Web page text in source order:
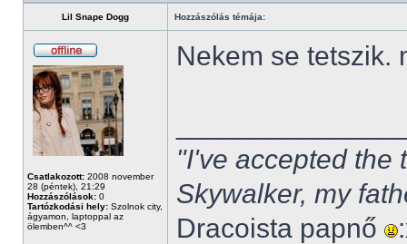
Lil Snape Dogg Hozzászólás témája:
Csatlakozott: 2008 november
28 (péntek), 21:29
Hozzászólások: 0
Tartózkodási hely: Szolnok city,
ágyamon, laptoppal az
ölemben^^ <3
Nekem se tetszik.
"I've accepted the
Skywalker, my
Dracoista papnő